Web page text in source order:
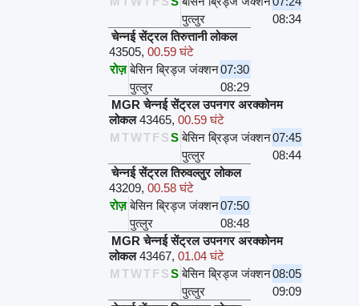
पुत्लुर
08:34
चेन्नई सेंट्रल तिरुत्तानी लोकल
43505, 00.59 घंटे
रोज़ बेसिन ब्रिड्ज जंक्शन07:30
पुत्लुर
08:29
MGR चेन्नई सेंट्रल उपनगर अरक्कोनम
लोकल 43465, 00.59 घंटे
M TWTFSS बेसिन ब्रिड्ज जंक्शन07:45
पुत्लुर
08:44
चेन्नई सेंट्रल तिरुवल्लुर लोकल
43209, 00.58 घंटे
रोज़ बेसिन ब्रिड्ज जंक्शन07:50
पुत्लुर
08:48
MGR चेन्नई सेंट्रल उपनगर अरक्कोनम
लोकल 43467, 01.04 घंटे
M TWTFSS बेसिन ब्रिड्ज जंक्शन08:05
पुत्लुर
09:09